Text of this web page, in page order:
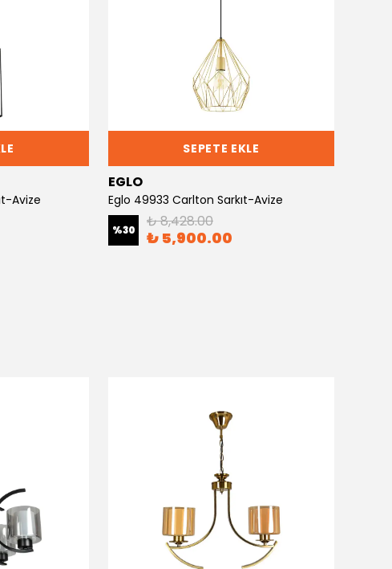
Avize
SEPETE EKLE
EGLO
Eglo 49933 Carlton Sarkıt-Avize
%30 ₺ 8,428.00
₺ 5,900.00